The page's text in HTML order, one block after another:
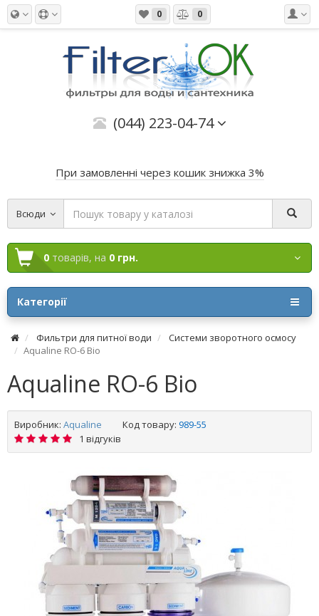
0 0
(044) 223-04-74
При замовленні через кошик знижка 3%
Всюди
0 товарів, на 0 грн.
Категорії
Фильтри для питної води
Системи зворотного осмосу
Aqualine RO-6 Bio
Aqualine RO-6 Bio
Виробник: Aqualine Код товару: 989-55
1 відгуків